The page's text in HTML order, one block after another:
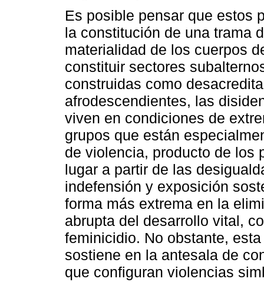
Es posible pensar que estos
la constitución de una trama
materialidad de los cuerpos
constituir sectores
construidas como
afrodescendientes, las
viven en condiciones de
grupos que están
de violencia, producto de los
lugar a partir de las
indefensión y exposición
forma más extrema en la
abrupta del desarrollo vital,
feminicidio. No obstante,
sostiene en la antesala de
que configuran violencias